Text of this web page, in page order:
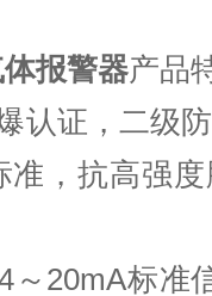
报警器产品
认证，二级
准，抗高强
～20mA标准